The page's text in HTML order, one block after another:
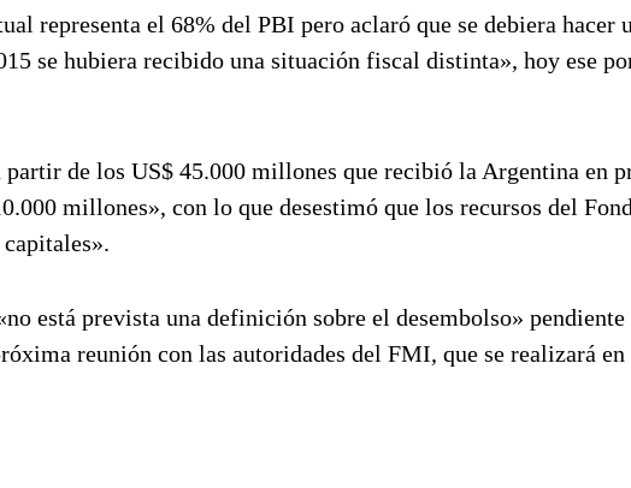
representa el 68% del PBI pero aclaró que se debiera hacer
se hubiera recibido una situación fiscal distinta», hoy ese
partir de los US$ 45.000 millones que recibió la Argentina en
millones», con lo que desestimó que los recursos del
está prevista una definición sobre el desembolso»
reunión con las autoridades del FMI, que se realizará